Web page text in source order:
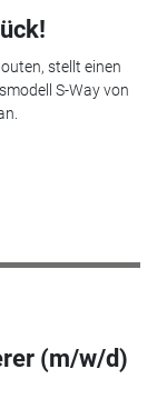
stellt einen
S-Way von
(m/w/d)